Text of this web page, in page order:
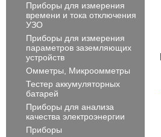
Приборы для измерения
времени и тока отключения
УЗО
Приборы для измерения
параметров заземляющих
устройств
Омметры, Микроомметры
Тестер аккумуляторных
батарей
Приборы для анализа
качества электроэнергии
Приборы